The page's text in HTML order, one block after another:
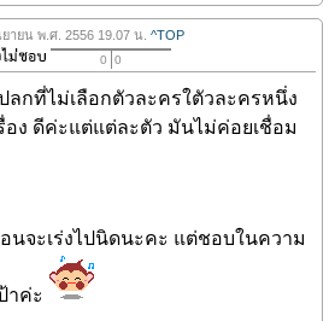
ายน พ.ศ. 2556 19.07 น. ^TOP
0 0
ลกที่ไม่เลือกตัวละครใตัวละครหนึ่ง
รื่อง ดีค่ะแต่แต่ละตัว มันไม่ค่อยเชื่อม
อนจะเร่งไปนิดนะคะ แต่ชอบในความ
าค่ะ